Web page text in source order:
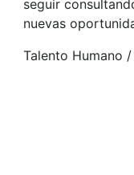
seguir
nuevas
Talento Humano